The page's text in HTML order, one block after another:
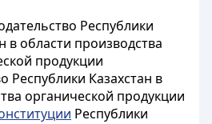
Республики
в области производства
продукции
Республики Казахстан в
органической продукции
Республики